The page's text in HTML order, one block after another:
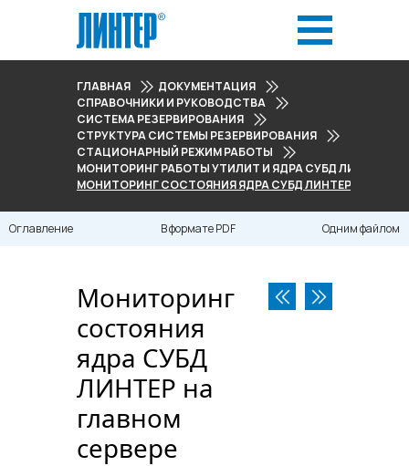
ГЛАВНАЯ
ДОКУМЕНТАЦИЯ
СПРАВОЧНИКИ И РУКОВОДСТВА
СИСТЕМА РЕЗЕРВИРОВАНИЯ
СТРУКТУРА СИСТЕМЫ РЕЗЕРВИРОВАНИЯ
СТАЦИОНАРНЫЙ РЕЖИМ РАБОТЫ
МОНИТОРИНГ РАБОТЫ УТИЛИТ И ЯДРА СУБД ЛИНТЕР
МОНИТОРИНГ СОСТОЯНИЯ ЯДРА СУБД ЛИНТЕР НА
Оглавление В формате PDF Одним файлом
Мониторинг
состояния
ядра СУБД
ЛИНТЕР на
главном
сервере